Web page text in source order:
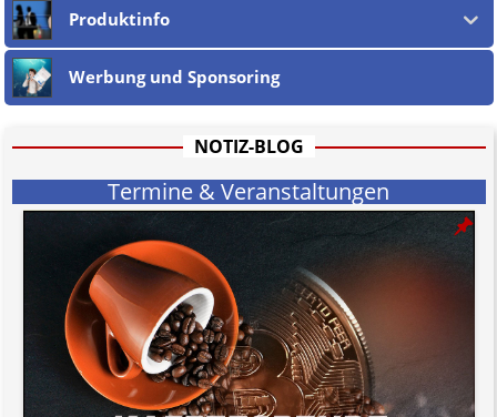
Produktinfo
Werbung und Sponsoring
NOTIZ-BLOG
Termine & Veranstaltungen